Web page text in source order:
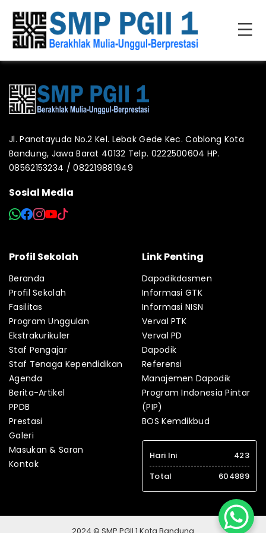
Jl. Panatayuda No.2 Kel. Lebak Gede Kec. Coblong Kota
Bandung, Jawa Barat 40132 Telp. 0222500604 HP.
08562153234 / 082219881949
Sosial Media
Profil Sekolah
Beranda
Profil Sekolah
Fasilitas
Program Unggulan
Ekstrakurikuler
Staf Pengajar
Staf Tenaga Kependidikan
Agenda
Berita-Artikel
PPDB
Prestasi
Galeri
Masukan & Saran
Kontak
Link Penting
Dapodikdasmen
Informasi GTK
Informasi NISN
Verval PTK
Verval PD
Dapodik
Referensi
Manajemen Dapodik
Program Indonesia Pintar
(PIP)
BOS Kemdikbud
Hari Ini
423
Total
604889